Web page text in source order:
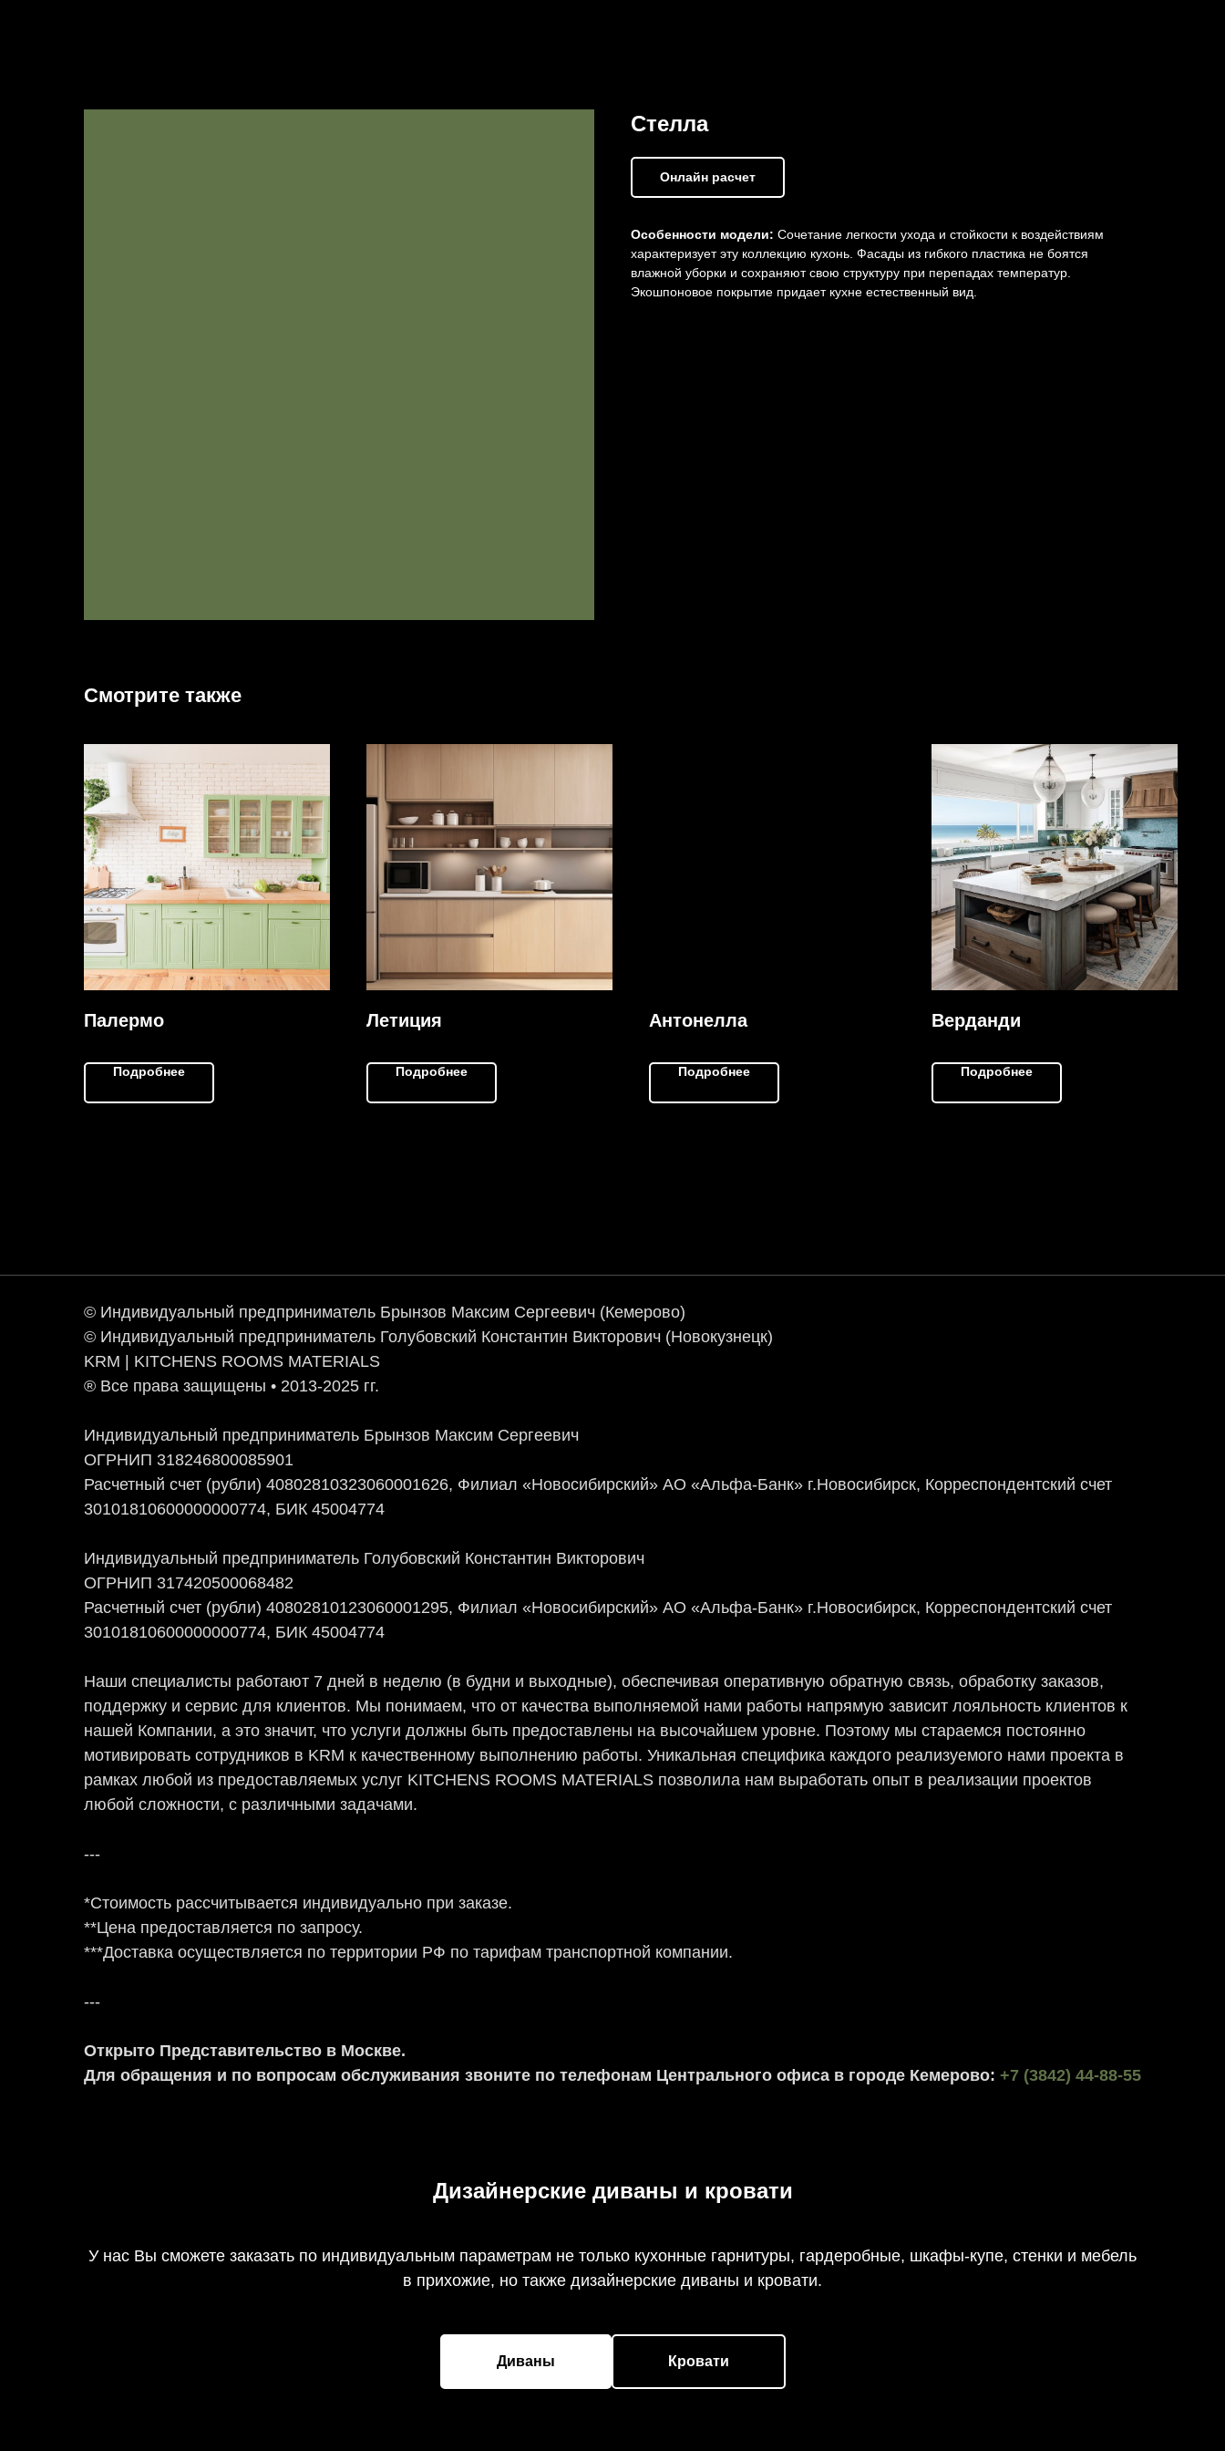
Стелла
Онлайн расчет
Особенности модели: Сочетание легкости ухода и стойкости к воздействиям
характеризует эту коллекцию кухонь. Фасады из гибкого пластика не боятся
влажной уборки и сохраняют свою структуру при перепадах температур.
Экошпоновое покрытие придает кухне естественный вид.
Смотрите также
Палермо
Подробнее
Летиция
Подробнее
Антонелла
Подробнее
Верданди
Подробнее
© Индивидуальный предприниматель Брынзов Максим Сергеевич (Кемерово)
© Индивидуальный предприниматель Голубовский Константин Викторович (Новокузнецк)
KRM | KITCHENS ROOMS MATERIALS
® Все права защищены • 2013-2025 гг.
Индивидуальный предприниматель Брынзов Максим Сергеевич
ОГРНИП 318246800085901
Расчетный счет (рубли) 40802810323060001626, Филиал «Новосибирский» АО «Альфа-Банк» г.Новосибирск, Корреспондентский счет
30101810600000000774, БИК 45004774
Индивидуальный предприниматель Голубовский Константин Викторович
ОГРНИП 317420500068482
Расчетный счет (рубли) 40802810123060001295, Филиал «Новосибирский» АО «Альфа-Банк» г.Новосибирск, Корреспондентский счет
30101810600000000774, БИК 45004774
Наши специалисты работают 7 дней в неделю (в будни и выходные), обеспечивая оперативную обратную связь, обработку заказов,
поддержку и сервис для клиентов. Мы понимаем, что от качества выполняемой нами работы напрямую зависит лояльность клиентов к
нашей Компании, а это значит, что услуги должны быть предоставлены на высочайшем уровне. Поэтому мы стараемся постоянно
мотивировать сотрудников в KRM к качественному выполнению работы. Уникальная специфика каждого реализуемого нами проекта в
рамках любой из предоставляемых услуг KITCHENS ROOMS MATERIALS позволила нам выработать опыт в реализации проектов
любой сложности, с различными задачами.
---
*Стоимость рассчитывается индивидуально при заказе.
**Цена предоставляется по запросу.
***Доставка осуществляется по территории РФ по тарифам транспортной компании.
---
Открыто Представительство в Москве.
Для обращения и по вопросам обслуживания звоните по телефонам Центрального офиса в городе Кемерово: +7 (3842) 44-88-55
Дизайнерские диваны и кровати
У нас Вы сможете заказать по индивидуальным параметрам не только кухонные гарнитуры, гардеробные, шкафы-купе, стенки и мебель
в прихожие, но также дизайнерские диваны и кровати.
Диваны Кровати